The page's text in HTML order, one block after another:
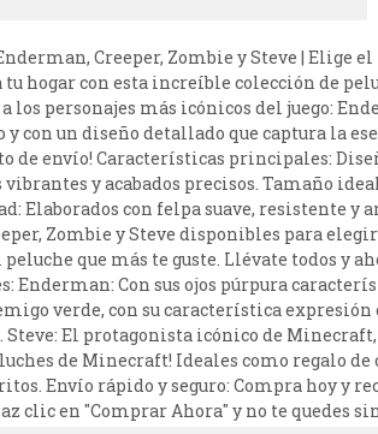
Creeper, Zombie y Steve | Elige
hogar con esta increíble colección de
los personajes más icónicos del juego:
y con un diseño detallado que captura la
de envío! Características principales:
y acabados precisos. Tamaño
Elaborados con felpa suave, resistente y
Zombie y Steve disponibles para
que más te guste. Llévate todos y
Enderman: Con sus ojos púrpura
verde, con su característica
Steve: El protagonista icónico de
de Minecraft! Ideales como regalo
Envío rápido y seguro: Compra hoy y
clic en "Comprar Ahora" y no te quedes